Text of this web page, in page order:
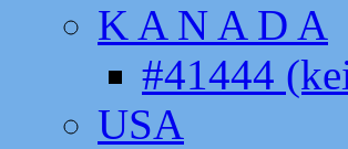
K A N A D A
#41444
USA